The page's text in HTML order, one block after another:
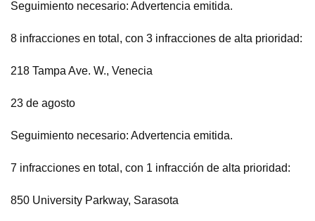
Seguimiento necesario: Advertencia emitida.
8 infracciones en total, con 3 infracciones de alta prioridad:
218 Tampa Ave. W., Venecia
23 de agosto
Seguimiento necesario: Advertencia emitida.
7 infracciones en total, con 1 infracción de alta prioridad:
850 University Parkway, Sarasota